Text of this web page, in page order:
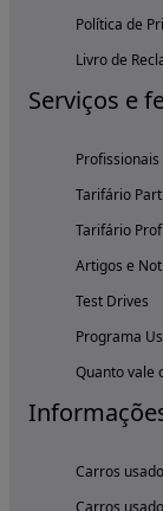
Política de
Livro de
Serviços e
Tarifário
Tarifário
Artigos e
Test Drives
Programa
Quanto vale
Carros
Carros